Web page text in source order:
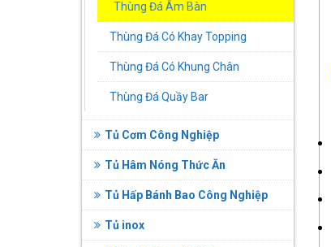
Thùng Đá Âm Bàn
Thùng Đá Có Khay Topping
Thùng Đá Có Khung Chân
Thùng Đá Quầy Bar
Tủ Cơm Công Nghiệp
Tủ Hâm Nóng Thức Ăn
Tủ Hấp Bánh Bao Công Nghiệp
Tủ inox